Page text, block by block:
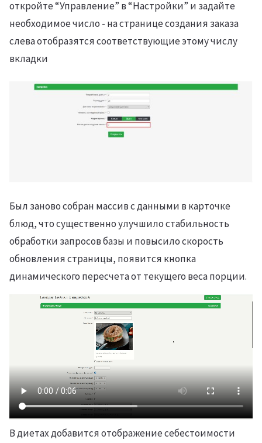
откройте “Управление” в “Настройки” и задайте
необходимое число - на странице создания заказа
слева отобразятся соответствующие этому числу
вкладки
Был заново собран массив с данными в карточке
блюд, что существенно улучшило стабильность
обработки запросов базы и повысило скорость
обновления страницы, появится кнопка
динамического пересчета от текущего веса порции.
В диетах добавится отображение себестоимости